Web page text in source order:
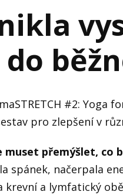
do
#2: Yoga
pro zlepšení v
muset přemýšlet, co
spánek, načerpala
krevní a lymfatický